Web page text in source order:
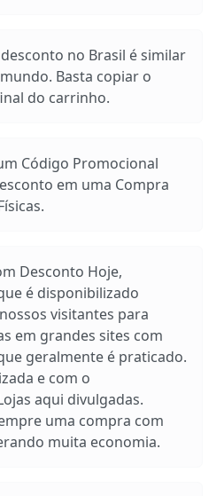
no Brasil é similar
Basta copiar o
do carrinho.
Código Promocional
em uma Compra
Desconto Hoje,
é disponibilizado
visitantes para
em grandes sites com
geralmente é praticado.
e com o
aqui divulgadas.
uma compra com
muita economia.